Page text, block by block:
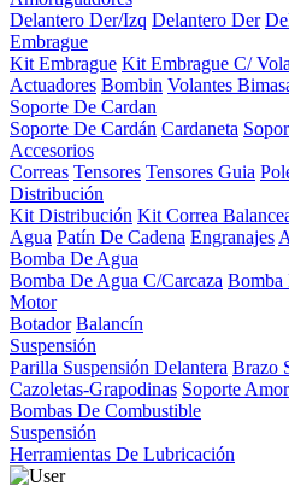
Delantero Der/Izq Delantero Der
Embrague
Kit Embrague Kit Embrague C/
Actuadores Bombin Volantes
Soporte De Cardan
Soporte De Cardán Cardaneta
Accesorios
Correas Tensores Tensores Guia
Distribución
Kit Distribución Kit Correa
Agua Patín De Cadena Engranajes
Bomba De Agua
Bomba De Agua C/Carcaza Bomba
Motor
Botador Balancín
Suspensión
Parilla Suspensión Delantera Brazo
Cazoletas-Grapodinas Soporte
Bombas De Combustible
Suspensión
Herramientas De Lubricación